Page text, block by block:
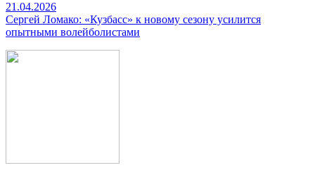
21.04.2026
Сергей Ломако: «Кузбасс» к новому сезону усилится
опытными волейболистами